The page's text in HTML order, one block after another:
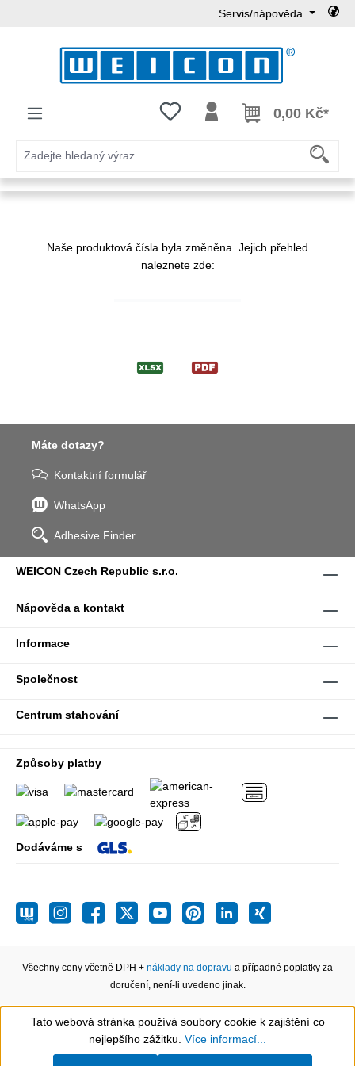
Servis/nápověda
Máte 0 položky v seznamu přání
0,00 Kč*
Naše produktová čísla byla změněna. Jejich přehled
naleznete zde:
Máte dotazy?
Kontaktní formulář
WhatsApp
Adhesive Finder
WEICON Czech Republic s.r.o.
Nápověda a kontakt
Informace
Společnost
Centrum stahování
Způsoby platby
Dodáváme s
Všechny ceny včetně DPH + náklady na dopravu a případné poplatky za
doručení, není-li uvedeno jinak.
Show toolbar
Tato webová stránka používá soubory cookie k zajištění co
nejlepšího zážitku. Více informací...